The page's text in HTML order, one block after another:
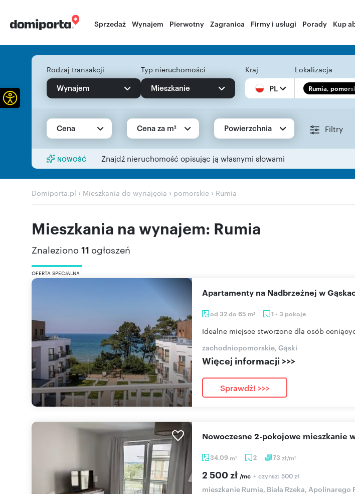
Sprzedaż Wynajem Pierwotny Zagranica Firmy i usługi Porady Kup
Rodzaj transakcji
Wynajem
Typ nieruchomości
Mieszkanie
Kraj
PL
Lokalizacja
Rumia,
Cena Cena za m² Powierzchnia Filtry
NOWOŚĆ Znajdź nieruchomość opisując ją własnymi słowami
Domiporta.pl › Mieszkania do wynajęcia › pomorskie › Rumia
Mieszkania na wynajem: Rumia
Znaleziono 11 ogłoszeń
OFERTA SPECJALNA
od 32 do 65 m2 1 - 3 pokoje
Apartamenty na Nadbrzeżnej w
Idealne miejsce stworzone dla osób
zachodniopomorskie, Gąski
Więcej informacji >>>
Sprawdź! >>>
34,09 m2 2 73 zł/m2
Nowoczesne 2-pokojowe mieszkanie
2 500 zł /mc + czynsz: 500 zł
mieszkanie Rumia, Biała Rzeka, Apolinarego
Otwórz pasek narzędzi